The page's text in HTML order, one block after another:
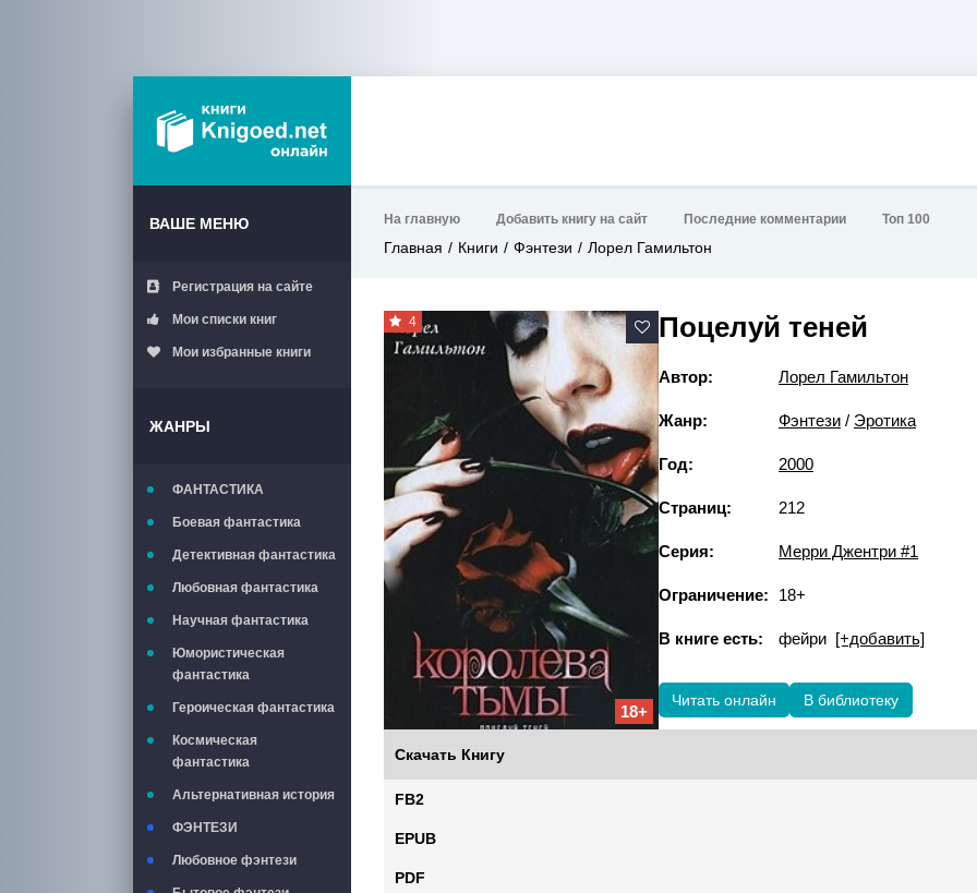
ВАШЕ МЕНЮ
Регистрация на сайте
Мои списки книг
Мои избранные книги
ЖАНРЫ
ФАНТАСТИКА
Боевая фантастика
Детективная фантастика
Любовная фантастика
Научная фантастика
Юмористическая
фантастика
Героическая фантастика
Космическая
фантастика
Альтернативная история
ФЭНТЕЗИ
Любовное фэнтези
На главную Добавить книгу на сайт Последние комментарии Топ 100
Главная Книги Фэнтези Лорел Гамильтон
4
18+
Поцелуй теней
Автор: Лорел Гамильтон
Жанр: Фэнтези / Эротика
Год: 2000
Страниц: 212
Серия: Мерри Джентри #1
Ограничение: 18+
В книге есть: фейри [+добавить]
Читать онлайн В библиотеку
Скачать Книгу
FB2
EPUB
PDF